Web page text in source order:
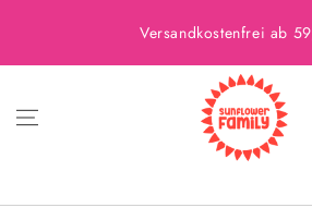
Versandkostenfrei ab